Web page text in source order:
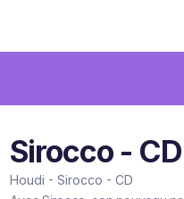
Sirocco - CD
Houdi - Sirocco - CD